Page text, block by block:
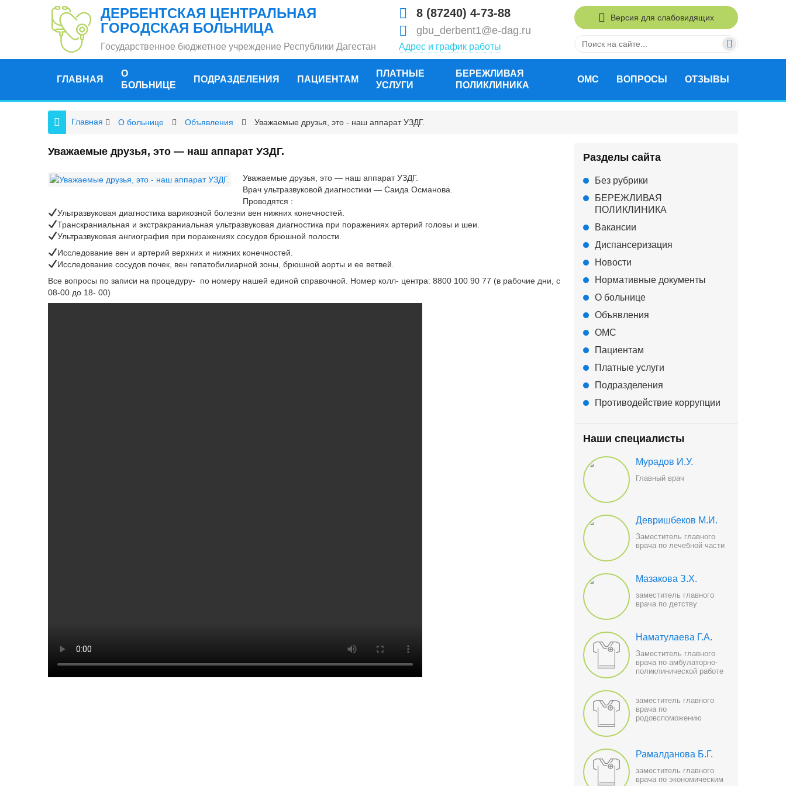
ДЕРБЕНТСКАЯ ЦЕНТРАЛЬНАЯ
ГОРОДСКАЯ БОЛЬНИЦА
Государственное бюджетное учреждение Республики Дагестан
8 (87240) 4-73-88
gbu_derbent1@e-dag.ru
Адрес и график работы
Версия для слабовидящих
ГЛАВНАЯ
О
БОЛЬНИЦЕ
ПОДРАЗДЕЛЕНИЯ ПАЦИЕНТАМ
ПЛАТНЫЕ
УСЛУГИ
БЕРЕЖЛИВАЯ
ПОЛИКЛИНИКА
ОМС ВОПРОСЫ ОТЗЫВЫ
Главная О больнице Объявления Уважаемые друзья, это - наш аппарат УЗДГ.
Уважаемые друзья, это — наш аппарат УЗДГ.
Уважаемые друзья, это — наш аппарат УЗДГ.
Врач ультразвуковой диагностики — Саида Османова.
Проводятся :
Ультразвуковая диагностика варикозной болезни вен нижних конечностей.
Транскраниальная и экстракраниальная ультразвуковая диагностика при поражениях артерий головы и шеи.
Ультразвуковая ангиография при поражениях сосудов брюшной полости.
Исследование вен и артерий верхних и нижних конечностей.
Исследование сосудов почек, вен гепатобилиарной зоны, брюшной аорты и ее ветвей.
Все вопросы по записи на процедуру- по номеру нашей единой справочной. Номер колл- центра: 8800 100 90 77 (в рабочие дни, с
08-00 до 18- 00)
Разделы сайта
Без рубрики
БЕРЕЖЛИВАЯ
ПОЛИКЛИНИКА
Вакансии
Диспансеризация
Новости
Нормативные документы
О больнице
Объявления
ОМС
Пациентам
Платные услуги
Подразделения
Противодействие коррупции
Наши специалисты
Мурадов И.У.
Главный врач
Девришбеков М.И.
Заместитель главного
врача по лечебной части
Мазакова З.Х.
заместитель главного
врача по детству
Наматулаева Г.А.
Заместитель главного
врача по амбулаторно-
поликлинической работе
заместитель главного
врача по
родовспоможению
Рамалданова Б.Г.
заместитель главного
врача по экономическим